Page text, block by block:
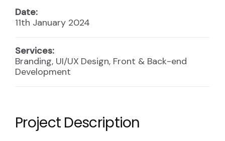
Date:
11th January 2024
Services:
Branding, UI/UX Design, Front & Back-end
Development
Project Description